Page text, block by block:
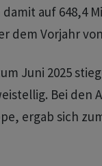
auf 648,4
dem Vorjahr
Juni 2025
Bei den
ergab sich